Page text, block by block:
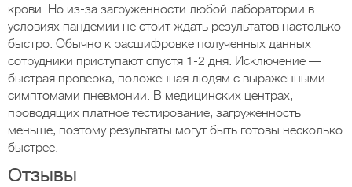
крови. Но из-за загруженности любой лаборатории в
условиях пандемии не стоит ждать результатов настолько
быстро. Обычно к расшифровке полученных данных
сотрудники приступают спустя 1-2 дня. Исключение —
быстрая проверка, положенная людям с выраженными
симптомами пневмонии. В медицинских центрах,
проводящих платное тестирование, загруженность
меньше, поэтому результаты могут быть готовы несколько
быстрее.
Отзывы